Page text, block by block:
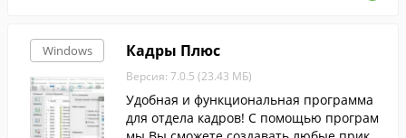
Windows Кадры Плюс
Версия: 7.0.5 (23.43 МБ)
Удобная и функциональная программа
для отдела кадров! С помощью програм